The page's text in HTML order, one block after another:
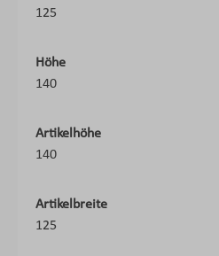
125
Höhe
140
Artikelhöhe
140
Artikelbreite
125